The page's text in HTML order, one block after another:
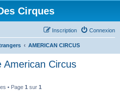
Cirques
Connexion
Inscription
AMERICAN CIRCUS
American Circus
• Page 1 sur 1